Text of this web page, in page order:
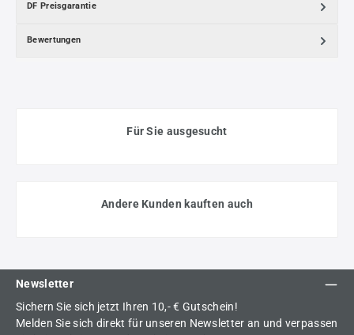
DF Preisgarantie
Bewertungen
Für Sie ausgesucht
Andere Kunden kauften auch
Newsletter
Sichern Sie sich jetzt Ihren 10,- € Gutschein!
Melden Sie sich direkt für unseren Newsletter an und verpassen